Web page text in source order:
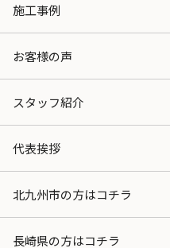
施工事例
お客様の声
スタッフ紹介
代表挨拶
北九州市の方はコチラ
長崎県の方はコチラ